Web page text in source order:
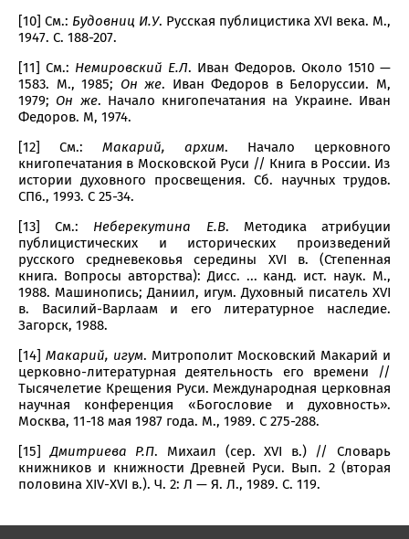
[10] См.: Будовниц И.У. Русская публицистика XVI века. М.,
1947. С. 188-207.
[11] См.: Немировский Е.Л. Иван Федоров. Около 1510 —
1583. М., 1985; Он же. Иван Федоров в Белоруссии. М,
1979; Он же. Начало книгопечатания на Украине. Иван
Федоров. М, 1974.
[12] См.: Макарий, архим. Начало церковного
книгопечатания в Московской Руси // Книга в России. Из
истории духовного просвещения. Сб. научных трудов.
СП6., 1993. С 25-34.
[13] См.: Неберекутина Е.В. Методика атрибуции
публицистических и исторических произведений
русского средневековья середины XVI в. (Степенная
книга. Вопросы авторства): Дисс. ... канд. ист. наук. М.,
1988. Машинопись; Даниил, игум. Духовный писатель XVI
в. Василий-Варлаам и его литературное наследие.
Загорск, 1988.
[14] Макарий, игум. Митрополит Московский Макарий и
церковно-литературная деятельность его времени //
Тысячелетие Крещения Руси. Международная церковная
научная конференция «Богословие и духовность».
Москва, 11-18 мая 1987 года. М., 1989. С 275-288.
[15]Дмитриева Р.П. Михаил (сер. XVI в.) // Словарь
книжников и книжности Древней Руси. Вып. 2 (вторая
половина XIV-ХVI в.). Ч. 2: Л — Я. Л., 1989. С. 119.